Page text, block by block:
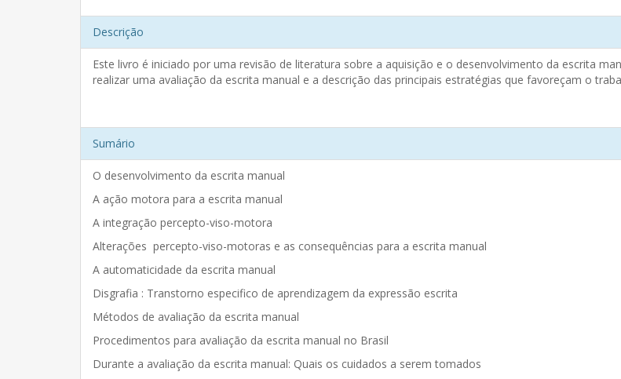
Descrição
Este livro é iniciado por uma revisão de literatura sobre a aquisição e o desenvolvimento da escrita
realizar uma avaliação da escrita manual e a descrição das principais estratégias que favoreçam o
Sumário
O desenvolvimento da escrita manual
A ação motora para a escrita manual
A integração percepto-viso-motora
Alterações percepto-viso-motoras e as consequências para a escrita manual
A automaticidade da escrita manual
Disgrafia : Transtorno especifico de aprendizagem da expressão escrita
Métodos de avaliação da escrita manual
Procedimentos para avaliação da escrita manual no Brasil
Durante a avaliação da escrita manual: Quais os cuidados a serem tomados